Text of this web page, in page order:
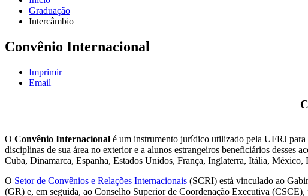
Graduação
Intercâmbio
Convênio Internacional
Imprimir
Email
O Convênio Internacional é um instrumento jurídico utilizado pela UFRJ para
disciplinas de sua área no exterior e a alunos estrangeiros beneficiários
Cuba, Dinamarca, Espanha, Estados Unidos, França, Inglaterra, Itália, México,
O Setor de Convênios e Relações Internacionais (SCRI) está vinculado ao
(GR) e, em seguida, ao Conselho Superior de Coordenação Executiva